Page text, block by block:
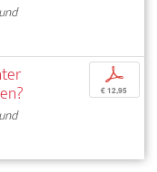
p
€ 12,95